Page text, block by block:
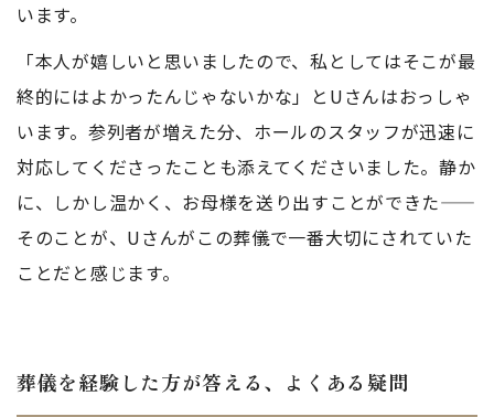
います。
「本人が嬉しいと思いましたので、私としてはそこが最
終的にはよかったんじゃないかな」とUさんはおっしゃ
います。参列者が増えた分、ホールのスタッフが迅速に
対応してくださったことも添えてくださいました。静か
に、しかし温かく、お母様を送り出すことができた——
そのことが、Uさんがこの葬儀で一番大切にされていた
ことだと感じます。
葬儀を経験した方が答える、よくある疑問